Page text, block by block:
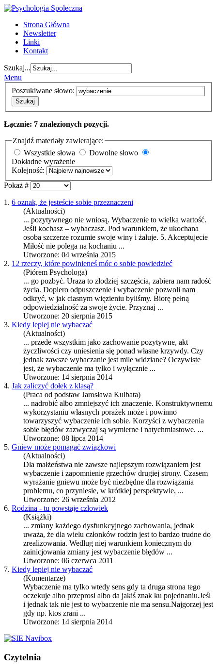
Strona Główna
Newsletter
Linki
Kontakt
Szukaj...
Menu
Poszukiwane słowo:
Szukaj
Łącznie: 7 znalezionych pozycji.
Znajdź materiały zawierające:
Wszystkie słowa
Dowolne słowo
Dokładne wyrażenie
Kolejność:
Pokaż #
1. 6 oznak, że jesteście sobie przeznaczeni
(Aktualności)
... pozytywnego nie wniosą. Wybaczenie to wielka wartość.
Jeśli kochasz – wybaczasz. Pod warunkiem, że ukochana
osoba szczerze rozumie swoje winy i żałuje. 5. Akceptujecie
Miłość nie polega na kochaniu ...
Utworzone: 04 września 2015
2. 12 rzeczy, które powinieneś móc o sobie powiedzieć
(Piórem Psychologa)
... go pozbyć. Uraza to złodziej szczęścia, zabiera nam radość
życia. Dopiero odpuszczenie i wybaczenie pozwoli nam
odkryć, w jak ciasnym więzieniu byliśmy. Biorę pełną
odpowiedzialność za swoje życie. Przyznaj ...
Utworzone: 20 sierpnia 2015
3. Kiedy lepiej nie wybaczać
(Aktualności)
... przede wszystkim jako zachowanie pozytywne, akt
życzliwości czy uniesienia się ponad własne krzywdy. Czy
jednak zawsze wybaczanie jest mile widziane? Oczywiste
jest, że wybaczenie ma tylko i wyłącznie ...
Utworzone: 14 sierpnia 2014
4. Jak zaliczyć dołek z klasą?
(Praca od podstaw Jarosława Kulbata)
... nadrobić albo zmniejszyć ich znaczenie. Konstruktywnemu
wykorzystaniu własnych porażek może i powinno
towarzyszyć wybaczenie ich sobie. Korzyści z wybaczenia
sobie błędów zazwyczaj są wymierne i natychmiastowe. ...
Utworzone: 08 lipca 2014
5. Gniew może pomagać związkowi
(Aktualności)
Dla małżeństwa nie zawsze najlepszym rozwiązaniem jest
wybaczenie i zapomnienie grzechów drugiej strony. Czasem
wyrażanie gniewu może być niezbędne dla rozwiązania
problemu, co przyniesie, w krótkiej perspektywie, ...
Utworzone: 26 września 2012
6. Rodzina - tu powstaje człowiek
(Książki)
... zmiany każdego dysfunkcyjnego zachowania, jednak
uważa, że dla wielu członków rodzin jest to bardzo trudne do
zrealizowania. Według niej warunkiem koniecznym do
zainicjowania zmiany jest wybaczenie błędów ...
Utworzone: 06 czerwca 2011
7. Kiedy lepiej nie wybaczać
(Komentarze)
Wybaczenie ma tylko wtedy sens gdy ta druga strona tego
oczekuje albo przeprosi albo da jakiś znak ku pojednaniu.Jeśl
i jednak tak nie jest to wybaczenie nie ma sensu.Najgorzej jest
gdy np. ktos zrani ...
Utworzone: 14 sierpnia 2014
Czytelnia